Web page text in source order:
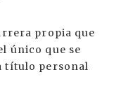
propia que
único que se
título personal